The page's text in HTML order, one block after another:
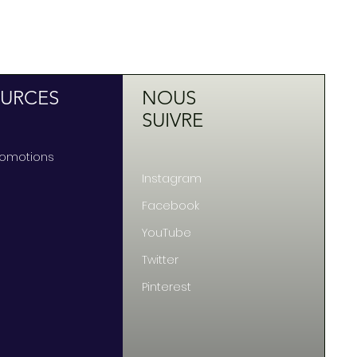
NOUS
SUIVRE
Instagram
Facebook
YouTube
Twitter
Pinterest